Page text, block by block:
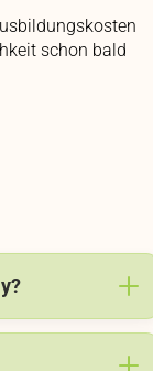
schon bald